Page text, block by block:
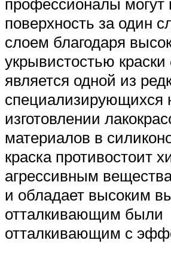
поверхность за один
слоем благодаря
укрывистостью
является одной из
специализирующихся
изготовлении
материалов в
краска противостоит
агрессивным
и обладает высоким
отталкивающим были
отталкивающим с